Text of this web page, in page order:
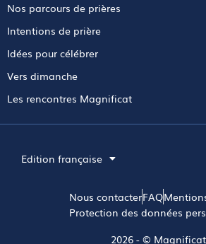
Nos parcours de prières
Intentions de prière
Idées pour célébrer
Vers dimanche
Les rencontres Magnificat
Edition française
Nous contacterFAQ
Protection des données
2026 - © Magnificat